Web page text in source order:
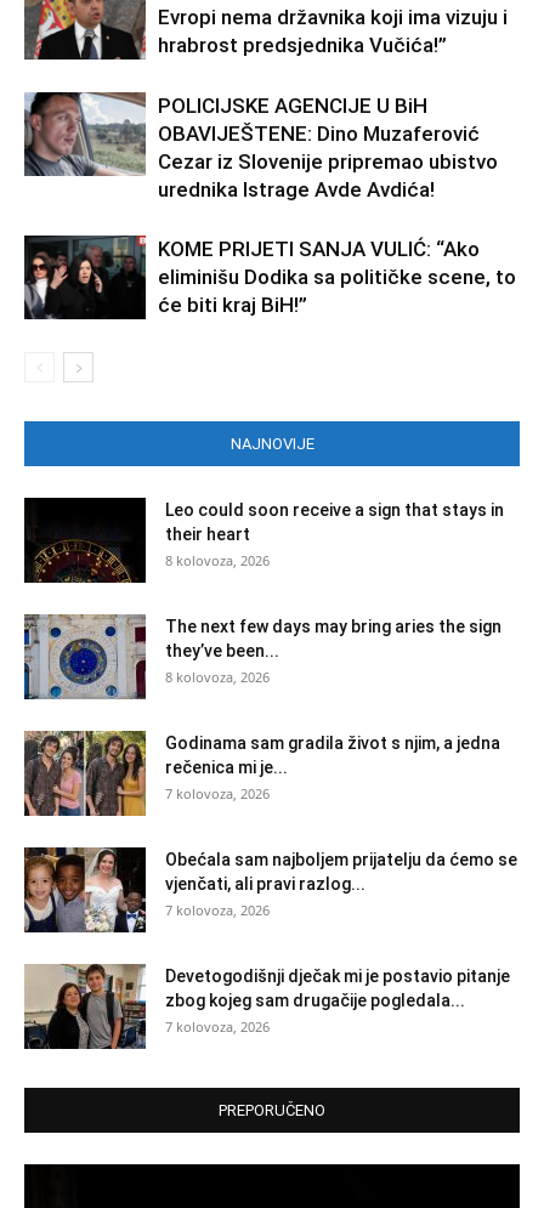
Evropi nema državnika koji ima vizuju i
hrabrost predsjednika Vučića!”
POLICIJSKE AGENCIJE U BiH
OBAVIJEŠTENE: Dino Muzaferović
Cezar iz Slovenije pripremao ubistvo
urednika Istrage Avde Avdića!
KOME PRIJETI SANJA VULIĆ: “Ako
eliminišu Dodika sa političke scene, to
će biti kraj BiH!”
NAJNOVIJE
Leo could soon receive a sign that stays in
their heart
8 kolovoza, 2026
The next few days may bring aries the sign
they’ve been...
8 kolovoza, 2026
Godinama sam gradila život s njim, a jedna
rečenica mi je...
7 kolovoza, 2026
Obećala sam najboljem prijatelju da ćemo se
vjenčati, ali pravi razlog...
7 kolovoza, 2026
Devetogodišnji dječak mi je postavio pitanje
zbog kojeg sam drugačije pogledala...
7 kolovoza, 2026
PREPORUČENO